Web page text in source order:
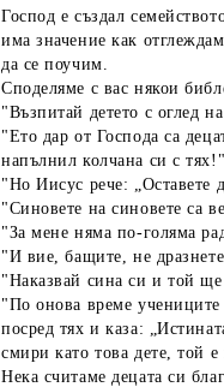
Господ е създал
има значение как
да се поучим.
Споделяме с вас някои
"Възпитай детето с оглед
"Ето дар от Господа са
напълнил колчана си с
"Но Иисус рече: „Оставете
"Синовете на синовете са
"За мене няма по-голяма
"И вие, бащите, не
"Наказвай сина си и той
"По онова време
посред тях и каза:
смири като това дете, той
Нека считаме децата си